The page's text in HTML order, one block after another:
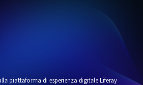
piattaforma di esperienza digitale Liferay